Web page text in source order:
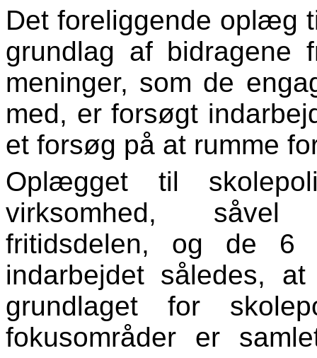
Det foreliggende oplæg
grundlag af bidragene
meninger, som de
med, er forsøgt
et forsøg på at rumme
Oplægget til
virksomhed, såvel
fritidsdelen, og de 6
indarbejdet således,
grundlaget for
fokusområder er